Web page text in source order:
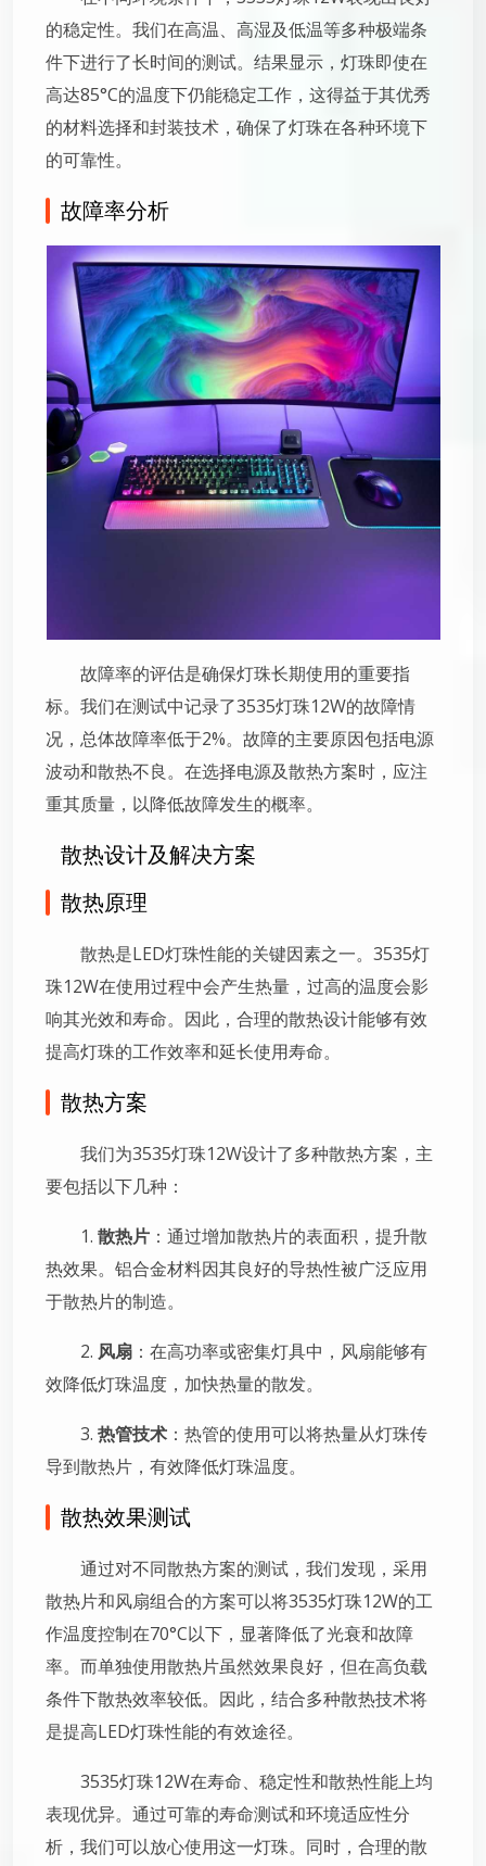
的稳定性。我们在高温、高湿及低温等多种极端条
件下进行了长时间的测试。结果显示，灯珠即使在
高达85°C的温度下仍能稳定工作，这得益于其优秀
的材料选择和封装技术，确保了灯珠在各种环境下
的可靠性。
故障率分析
故障率的评估是确保灯珠长期使用的重要指
标。我们在测试中记录了3535灯珠12W的故障情
况，总体故障率低于2%。故障的主要原因包括电源
波动和散热不良。在选择电源及散热方案时，应注
重其质量，以降低故障发生的概率。
散热设计及解决方案
散热原理
散热是LED灯珠性能的关键因素之一。3535灯
珠12W在使用过程中会产生热量，过高的温度会影
响其光效和寿命。因此，合理的散热设计能够有效
提高灯珠的工作效率和延长使用寿命。
散热方案
我们为3535灯珠12W设计了多种散热方案，主
要包括以下几种：
1. 散热片 ：通过增加散热片的表面积，提升散
热效果。铝合金材料因其良好的导热性被广泛应用
于散热片的制造。
2. 风扇 ：在高功率或密集灯具中，风扇能够有
效降低灯珠温度，加快热量的散发。
3. 热管技术 ：热管的使用可以将热量从灯珠传
导到散热片，有效降低灯珠温度。
散热效果测试
通过对不同散热方案的测试，我们发现，采用
散热片和风扇组合的方案可以将3535灯珠12W的工
作温度控制在70°C以下，显著降低了光衰和故障
率。而单独使用散热片虽然效果良好，但在高负载
条件下散热效率较低。因此，结合多种散热技术将
是提高LED灯珠性能的有效途径。
3535灯珠12W在寿命、稳定性和散热性能上均
表现优异。通过可靠的寿命测试和环境适应性分
析，我们可以放心使用这一灯珠。同时，合理的散